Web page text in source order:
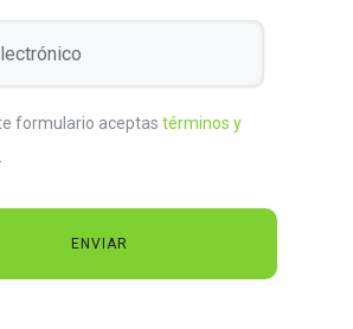
formulario aceptas términos y